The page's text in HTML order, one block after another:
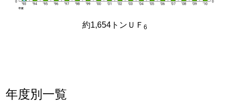
約1,654トンＵＦ 6
年度別一覧